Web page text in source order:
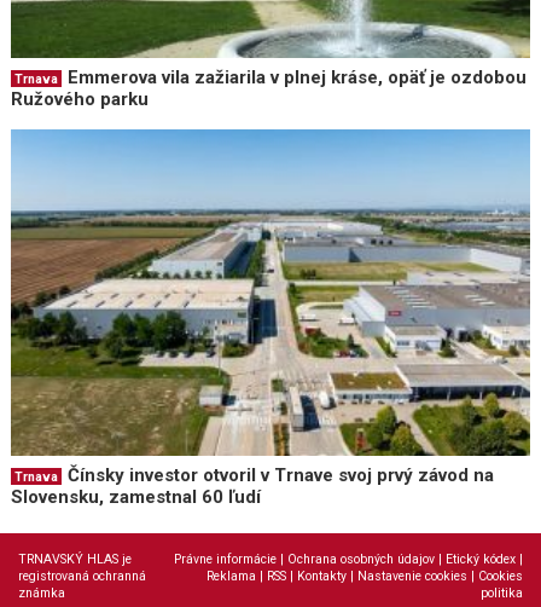
Trnava
Emmerova vila zažiarila v plnej kráse, opäť je ozdobou
Ružového parku
Trnava
Čínsky investor otvoril v Trnave svoj prvý závod na
Slovensku, zamestnal 60 ľudí
TRNAVSKÝ HLAS je
registrovaná ochranná
známka
Právne informácie Ochrana osobných údajov Etický kódex
Reklama
RSS Kontakty Nastavenie cookies
Cookies
politika